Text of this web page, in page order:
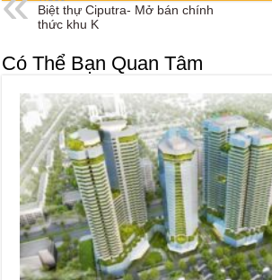
Biệt thự Ciputra- Mở bán chính
thức khu K
Có Thể Bạn Quan Tâm